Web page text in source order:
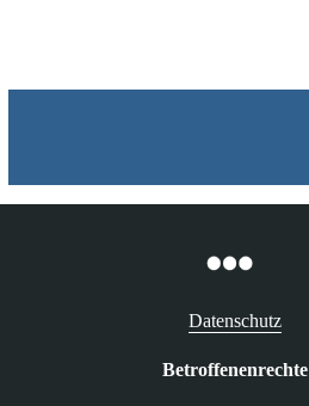
Accounts
Datenschutz
Betroffenenrechte